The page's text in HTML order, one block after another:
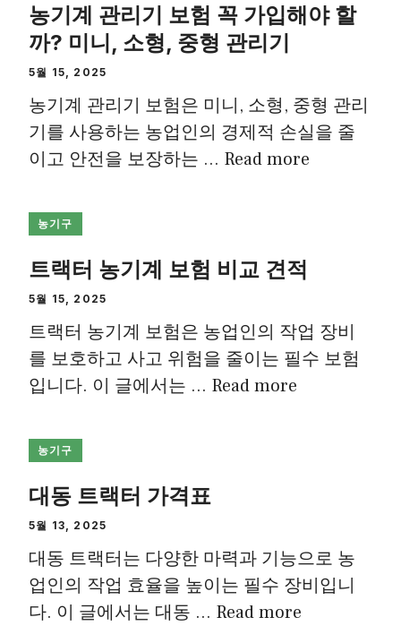
농기계 관리기 보험 꼭 가입해야 할
까? 미니, 소형, 중형 관리기
5월 15, 2025
농기계 관리기 보험은 미니, 소형, 중형 관리
기를 사용하는 농업인의 경제적 손실을 줄
이고 안전을 보장하는 … Read more
농기구
트랙터 농기계 보험 비교 견적
5월 15, 2025
트랙터 농기계 보험은 농업인의 작업 장비
를 보호하고 사고 위험을 줄이는 필수 보험
입니다. 이 글에서는 … Read more
농기구
대동 트랙터 가격표
5월 13, 2025
대동 트랙터는 다양한 마력과 기능으로 농
업인의 작업 효율을 높이는 필수 장비입니
다. 이 글에서는 대동 … Read more